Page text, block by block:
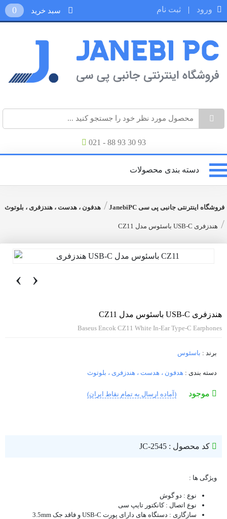
ورود | ثبت نام 0
021 - 88 93 30 93
دسته بندی محصولات
فروشگاه اینترنتی جانبی پی سی JanebiPC / هدفون ، هدست ، هندزفری ، بلوتوث
/ هندزفری USB-C باسئوس مدل CZ11
‹ ›
هندزفری USB-C باسئوس مدل CZ11
Baseus Encok CZ11 White In-Ear Type-C Earphones
برند : باسئوس
دسته بندی : هدفون ، هدست ، هندزفری ، بلوتوث
موجود (آماده ارسال به تمام نقاط ایران)
کد محصول : JC-2545
ویژگی ها :
نوع : دو گوش
نوع اتصال : کانکتور تایپ سی
سازگاری : دستگاه های دارای پورت USB-C و فاقد جک 3.5mm